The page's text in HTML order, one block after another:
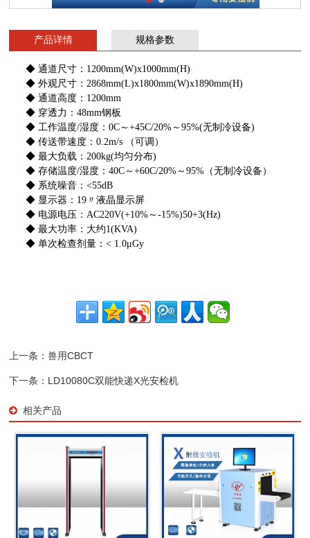
产品详情 规格参数
◆ 通道尺寸：1200mm(W)x1000mm(H)
◆外观尺寸：2868mm(L)x1800mm(W)x1890mm(H)
◆ 通道高度：1200mm
◆ 穿透力：48mm钢板
◆ 工作温度/湿度：0C～+45C/20%～95%(无制冷设备)
◆ 传送带速度：0.2m/s （可调）
◆ 最大负载：200kg(均匀分布)
◆ 存储温度/湿度：40C～+60C/20%～95%（无制冷设备）
◆ 系统噪音：<55dB
◆ 显示器：19〃液晶显示屏
◆ 电源电压：AC220V(+10%～-15%)50+3(Hz)
◆ 最大功率：大约1(KVA)
◆ 单次检查剂量：< 1.0μGy
上一条：兽用CBCT
下一条： LD10080C双能快递X光安检机
相关产品